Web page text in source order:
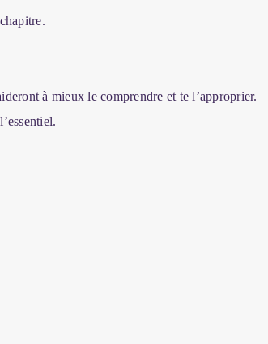
à mieux le comprendre et te l’approprier.